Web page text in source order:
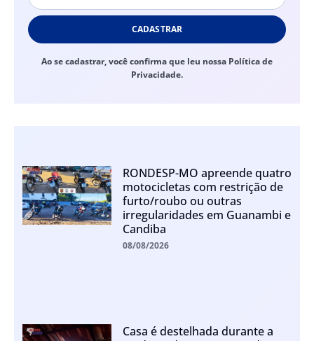
CADASTRAR
Ao se cadastrar, você confirma que leu nossa Política de
Privacidade.
RONDESP-MO apreende quatro
motocicletas com restrição de
furto/roubo ou outras
irregularidades em Guanambi e
Candiba
08/08/2026
Casa é destelhada durante a